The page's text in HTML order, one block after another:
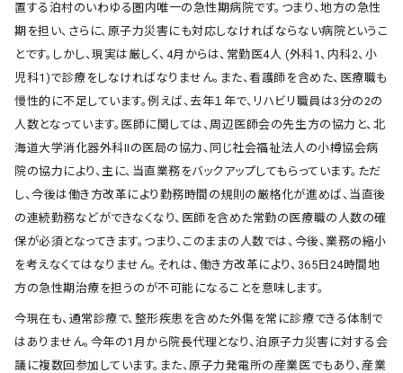
置する泊村のいわゆる圏内唯一の急性期病院です。つまり、地方の急性
期を担い、さらに、原子力災害にも対応しなければならない病院というこ
とです。しかし、現実は厳しく、4月からは、常勤医4人 (外科1、内科2、小
児科1)で診療をしなければなりません。また、看護師を含めた、医療職も
慢性的に不足しています。例えば、去年１年で、リハビリ職員は3分の2の
人数となっています。医師に関しては、周辺医師会の先生方の協力と、北
海道大学消化器外科IIの医局の協力、同じ社会福祉法人の小樽協会病
院の協力により、主に、当直業務をバックアップしてもらっています。ただ
し、今後は働き方改革により勤務時間の規則の厳格化が進めば、当直後
の連続勤務などができなくなり、医師を含めた常勤の医療職の人数の確
保が必須となってきます。つまり、このままの人数では、今後、業務の縮小
を考えなくてはなりません。それは、働き方改革により、365日24時間地
方の急性期治療を担うのが不可能になることを意味します。
今現在も、通常診療で、整形疾患を含めた外傷を常に診療できる体制で
はありません。今年の1月から院長代理となり、泊原子力災害に対する会
議に複数回参加しています。また、原子力発電所の産業医でもあり、産業